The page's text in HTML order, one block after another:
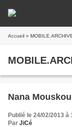
Accueil »
Nana
Publié le 24/02/2013 à
Par JiCé